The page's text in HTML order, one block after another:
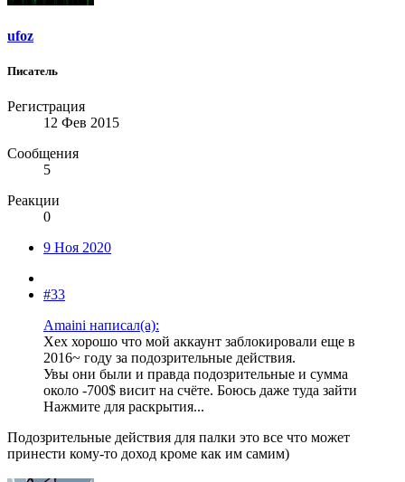
ufoz
Писатель
Регистрация
12 Фев 2015
Сообщения
5
Реакции
0
9 Ноя 2020
#33
Amaini написал(а):
Хех хорошо что мой аккаунт заблокировали еще в
2016~ году за подозрительные действия.
Увы они были и правда подозрительные и сумма
около -700$ висит на счёте. Боюсь даже туда зайти
Нажмите для раскрытия...
Подозрительные действия для палки это все что может
принести кому-то доход кроме как им самим)